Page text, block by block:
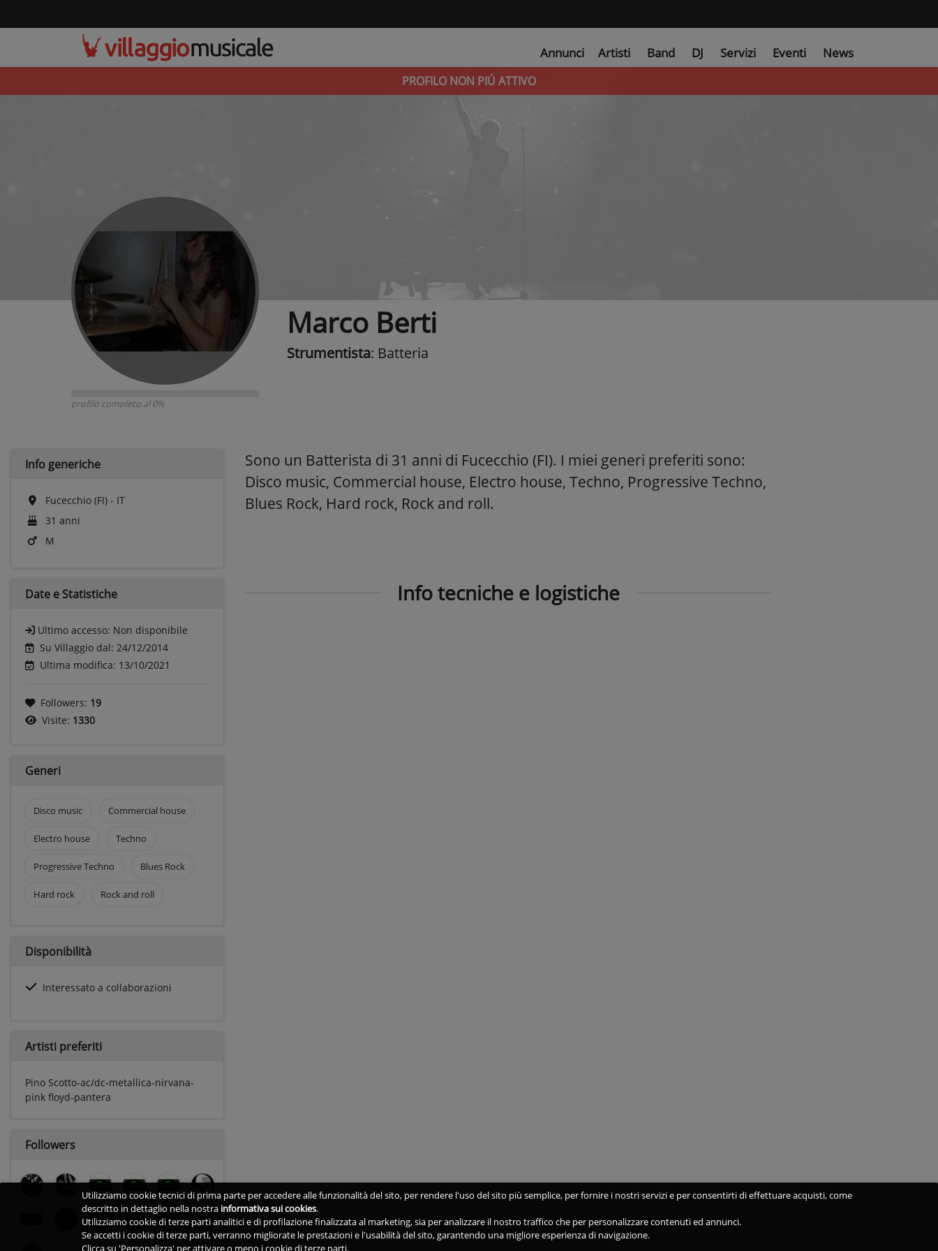
Annunci Artisti Band DJ Servizi Eventi News
PROFILO NON PIÚ ATTIVO
profilo completo al 0%
Marco Berti
Strumentista: Batteria
Info generiche
Fucecchio (FI) - IT
31 anni
M
Date e Statistiche
Ultimo accesso: Non disponibile
Su Villaggio dal: 24/12/2014
Ultima modifica: 13/10/2021
Followers: 19
Visite: 1330
Generi
Disco music Commercial house
Electro house Techno
Progressive Techno Blues Rock
Hard rock Rock and roll
Disponibilità
Interessato a collaborazioni
Artisti preferiti
Pino Scotto-ac/dc-metallica-nirvana-
pink floyd-pantera
Followers
Sono un Batterista di 31 anni di Fucecchio (FI). I miei generi preferiti sono:
Disco music, Commercial house, Electro house, Techno, Progressive Techno,
Blues Rock, Hard rock, Rock and roll.
Info tecniche e logistiche
Utilizziamo cookie tecnici di prima parte per accedere alle funzionalità del sito, per rendere l'uso del sito più semplice, per fornire i nostri servizi e per consentirti di effettuare acquisti, come
descritto in dettaglio nella nostra informativa sui cookies.
Utilizziamo cookie di terze parti analitici e di profilazione finalizzata al marketing, sia per analizzare il nostro traffico che per personalizzare contenuti ed annunci.
Se accetti i cookie di terze parti, verranno migliorate le prestazioni e l'usabilità del sito, garantendo una migliore esperienza di navigazione.
Clicca su 'Personalizza' per attivare o meno i cookie di terze parti.